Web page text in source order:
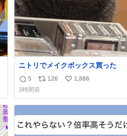
ニトリでメイクボックス買った
返
信
数
5
リ
ポ
ス
ト
数
126
い
ね
数
1,886
3時間前